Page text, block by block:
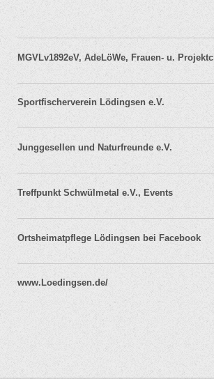
MGVLv1892eV, AdeLöWe, Frauen- u.
Sportfischerverein Lödingsen e.V.
Junggesellen und Naturfreunde e.V.
Treffpunkt Schwülmetal e.V., Events
Ortsheimatpflege Lödingsen bei Facebook
www.Loedingsen.de/